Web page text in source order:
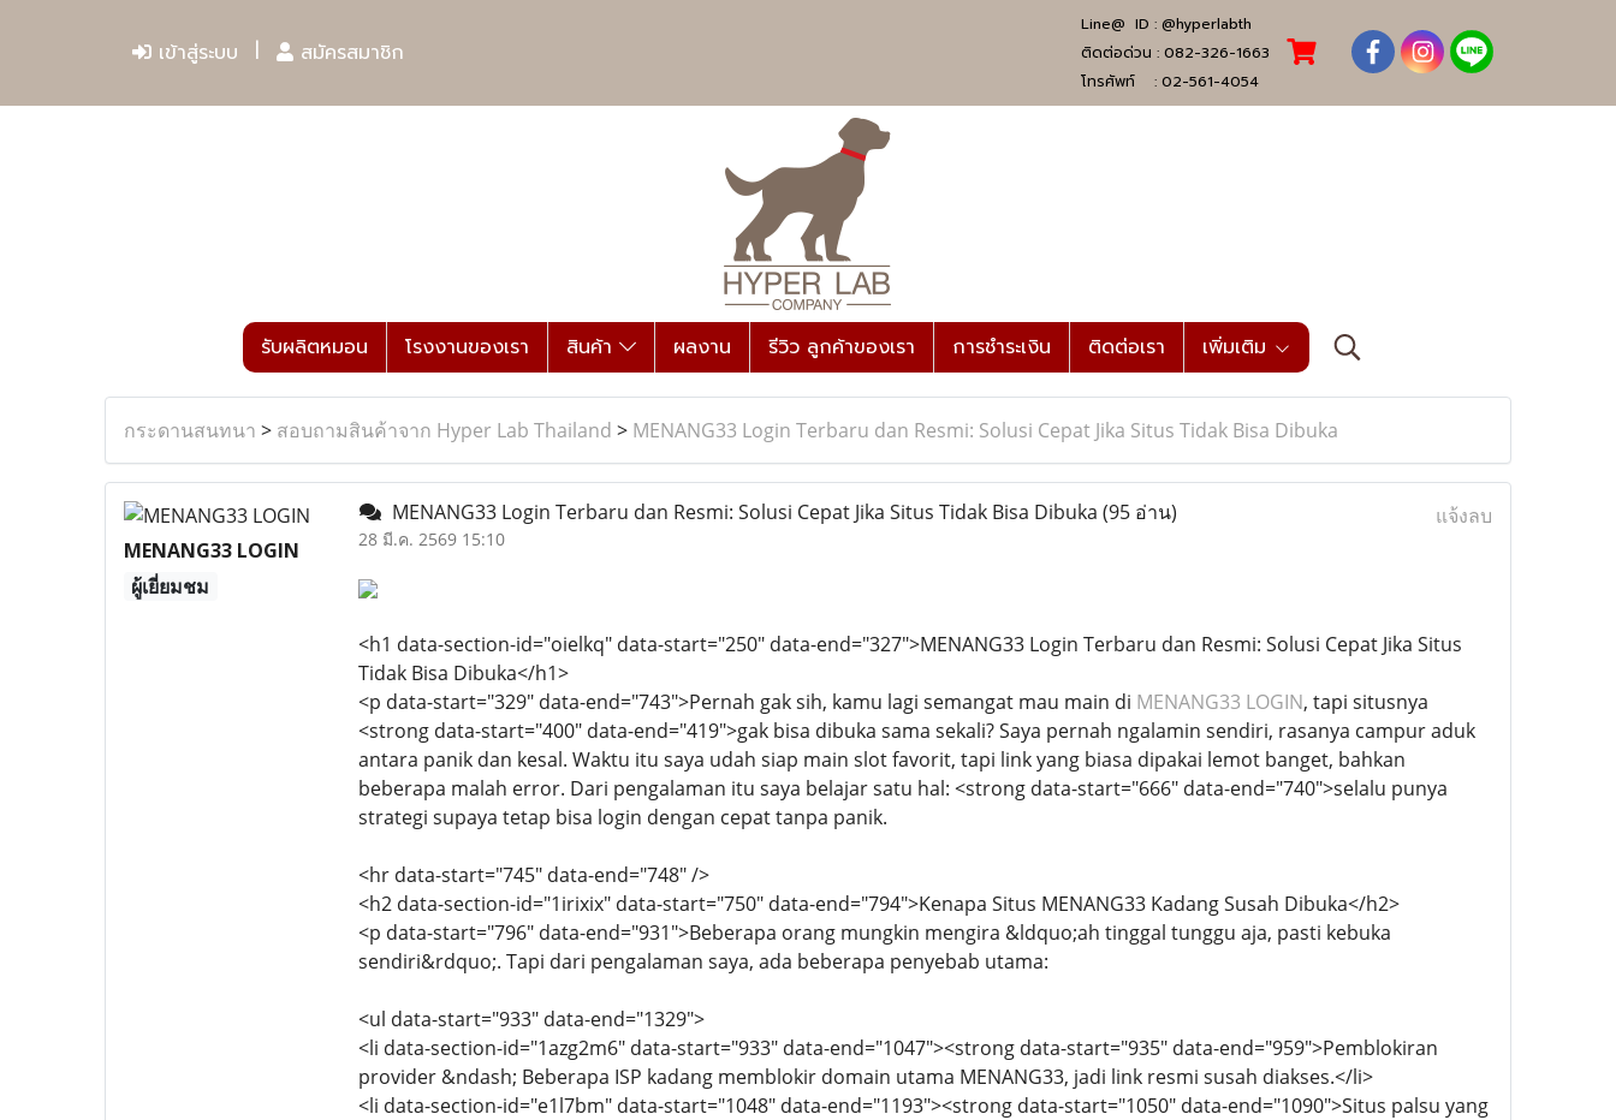
เข้าสู่ระบบ สมัครสมาชิก
Line@ ID : @hyperlabth
ติดต่อด่วน : 082-326-1663
โทรศัพท์ : 02-561-4054
รับผลิตหมอน โรงงานของเรา สินค้า ผลงาน รีวิว ลูกค้าของเรา การชำระเงิน ติดต่อเรา เพิ่มเติม
กระดานสนทนา > สอบถามสินค้าจาก Hyper Lab Thailand > MENANG33 Login Terbaru dan Resmi: Solusi Cepat Jika Situs Tidak Bisa Dibuka
MENANG33 LOGIN
ผู้เยี่ยมชม
MENANG33 Login Terbaru dan Resmi: Solusi Cepat Jika Situs Tidak Bisa Dibuka (95 อ่าน)
28 มี.ค. 2569 15:10
แจ้งลบ
<h1 data-section-id="oielkq" data-start="250" data-end="327">MENANG33 Login Terbaru dan Resmi: Solusi Cepat Jika Situs
Tidak Bisa Dibuka</h1>
<p data-start="329" data-end="743">Pernah gak sih, kamu lagi semangat mau main di MENANG33 LOGIN, tapi situsnya
<strong data-start="400" data-end="419">gak bisa dibuka sama sekali? Saya pernah ngalamin sendiri, rasanya campur aduk
antara panik dan kesal. Waktu itu saya udah siap main slot favorit, tapi link yang biasa dipakai lemot banget, bahkan
beberapa malah error. Dari pengalaman itu saya belajar satu hal: <strong data-start="666" data-end="740">selalu punya
strategi supaya tetap bisa login dengan cepat tanpa panik.
<hr data-start="745" data-end="748" />
<h2 data-section-id="1irixix" data-start="750" data-end="794">Kenapa Situs MENANG33 Kadang Susah Dibuka</h2>
<p data-start="796" data-end="931">Beberapa orang mungkin mengira &ldquo;ah tinggal tunggu aja, pasti kebuka
sendiri&rdquo;. Tapi dari pengalaman saya, ada beberapa penyebab utama:
<ul data-start="933" data-end="1329">
<li data-section-id="1azg2m6" data-start="933" data-end="1047"><strong data-start="935" data-end="959">Pemblokiran
provider &ndash; Beberapa ISP kadang memblokir domain utama MENANG33, jadi link resmi susah diakses.</li>
<li data-section-id="e1l7bm" data-start="1048" data-end="1193"><strong data-start="1050" data-end="1090">Situs palsu yang